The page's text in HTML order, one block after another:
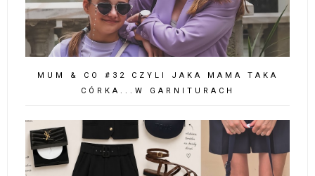
MUM & CO #32 CZYLI JAKA MAMA TAKA
CÓRKA...W GARNITURACH